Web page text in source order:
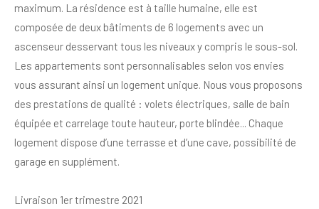
maximum. La résidence est à taille humaine, elle est
composée de deux bâtiments de 6 logements avec un
ascenseur desservant tous les niveaux y compris le sous-sol.
Les appartements sont personnalisables selon vos envies
vous assurant ainsi un logement unique. Nous vous proposons
des prestations de qualité : volets électriques, salle de bain
équipée et carrelage toute hauteur, porte blindée... Chaque
logement dispose d’une terrasse et d’une cave, possibilité de
garage en supplément.
Livraison 1er trimestre 2021